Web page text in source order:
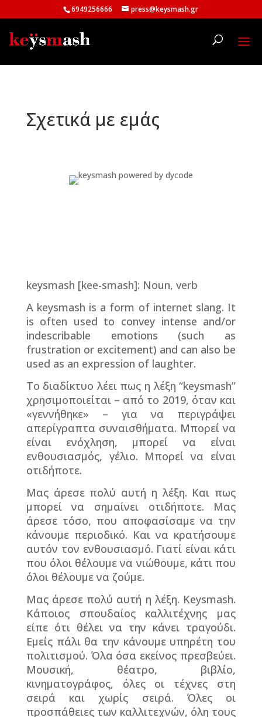
6949256666 press@keysmash.gr
Σχετικά με εμάς
keysmash [kee-smash]: Noun, verb
A keysmash is a form of internet slang. It
is often used to convey intense and/or
indescribable emotions (such as
frustration or excitement) and can also be
used as an expression of laughter.
To διαδίκτυο λέει πως η λέξη “keysmash”
χρησιμοποιείται – από το 2019, όταν και
«γεννήθηκε» – για να περιγράψει
απερίγραπτα συναισθήματα. Μπορεί να
είναι ενόχληση, μπορεί να είναι
ενθουσιασμός, γέλιο. Μπορεί να είναι
οτιδήποτε.
Μας άρεσε πολύ αυτή η λέξη. Και πως
μπορεί να σημαίνει οτιδήποτε. Μας
άρεσε τόσο, που αποφασίσαμε να την
κάνουμε περιοδικό. Και να κρατήσουμε
αυτόν τον ενθουσιασμό. Γιατί είναι κάτι
που όλοι θέλουμε να νιώθουμε, κάτι που
όλοι θέλουμε να ζούμε.
Μας άρεσε πολύ αυτή η λέξη. Keysmash.
Κάποιος σπουδαίος καλλιτέχνης μας
είπε ότι θέλει να την κάνει τραγούδι.
Εμείς πάλι θα την κάνουμε υπηρέτη του
πολιτισμού. Όλα όσα εκείνος πρεσβεύει.
Μουσική, θέατρο, βιβλίο,
κινηματογράφος, όλες οι τέχνες στη
σειρά και χωρίς σειρά. Όλες οι
προσπάθειες των καλλιτεχνών, όλη τους